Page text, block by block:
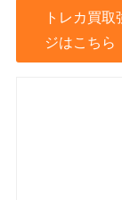
トレカ買
ジはこちら